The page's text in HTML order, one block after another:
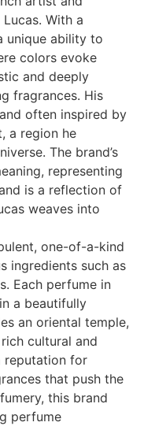
With a
unique ability to
colors evoke
and deeply
fragrances. His
often inspired by
a region he
The brand’s
representing
is a reflection of
weaves into
one-of-a-kind
ingredients such as
Each perfume in
a beautifully
an oriental temple,
cultural and
reputation for
that push the
this brand
perfume